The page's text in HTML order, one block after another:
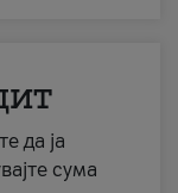
да ја
сума